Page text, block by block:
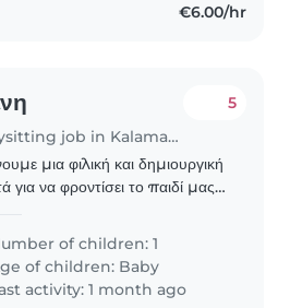
€6.00/hr
Babysitting job in Kalamaria
5
μια φιλική και δημιουργική
για να φροντίσει το παιδί μας,
στο σχολείο. Θα προτιμούσαμε
που να είναι διαθέσιμος στο..
of children: 1
of children: Baby
activity: 1 month ago